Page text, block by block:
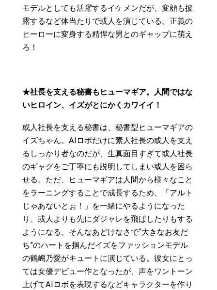
モデルとしても活躍するイケメンだが、変顔も披
露するなど体当たりで或人を演じている。正義の
ヒーローに変身する精悍な男とのギャップに萌え
ろ！
★社長を支える秘書もヒューマギア。人間ではな
いヒロイン、イズがとにかくカワイイ！
或人社長を支える秘書は、秘書型ヒューマギアの
イズちゃん。AIロボだけに素人社長の或人を支え
るしっかり者なのだが、生真面目すぎて或人社長
のギャグをご丁寧にも説明してしまい或人を困ら
せる。ただ、ヒューマギアは人間から様々なこと
をラーニングすることで成長するため、「アルト
じゃあないとぉ！」を一緒にやるようになった
り、或人よりも先にダジャレを飛ばしたりもする
ようになる。そんなあどけなさで“大きなお友だ
ち”のハートを掴んだイズをファッションモデル
の鶴嶋乃愛がキュートに演じている。彼女にとっ
ては女優デビュー作となったが、声をワントーン
上げてAIロボを表現するなどキャラクターを作り